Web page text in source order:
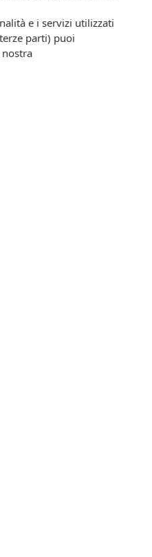
e i servizi utilizzati
parti) puoi